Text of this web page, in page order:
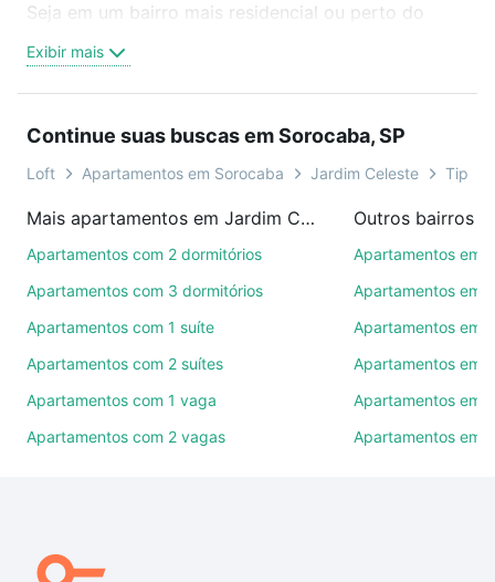
Seja em um bairro mais residencial ou perto do
oferta ideal de Apartamentos com 3 banheiros à
venda em Jardim Celeste, Sorocaba, SP para
ou por videochamada, é grátis, sem compromisso e
você ainda conta com mais de 46 mil corretores e
de imóveis.
Como escolher um imóvel?
ruas, bairros e até condomínios favoritos. Você
também pode usar os filtros como quantidade de
quartos, suítes, com ou sem vaga de garagem para
comodidades, como piscina, academia, salão de
Qual o preço de Apartamentos com 3 banheiros à
Exibir mais
Continue suas buscas em Sorocaba, SP
Loft Apartamentos em Sorocaba Jardim Celeste Tipo
Mais apartamentos em Jardim Celeste
Apartamentos com 2 dormitórios
Apartamentos com 3 dormitórios
Apartamentos com 1 suíte
Apartamentos com 2 suítes
Apartamentos com 1 vaga
Apartamentos com 2 vagas
Outros bairros
Apartamentos em
Apartamentos em
Apartamentos em
Apartamentos em
Apartamentos em
Apartamentos em